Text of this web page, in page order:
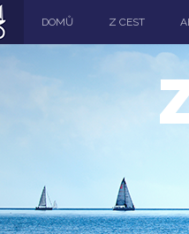
DOMŮ Z CEST